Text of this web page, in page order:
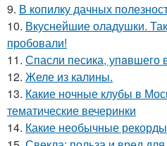
9. В копилку дачных
10. Вкуснейшие оладушки.
пробовали!
11. Спасли песика, упaвшего
12. Желе из калины.
13. Какие ночные клубы в
тематические вечеринки
14. Какие необычные